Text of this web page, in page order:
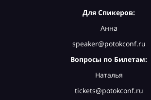
Для Спикеров:
Анна
speaker@potokconf.ru
Вопросы по Билетам:
Наталья
tickets@potokconf.ru